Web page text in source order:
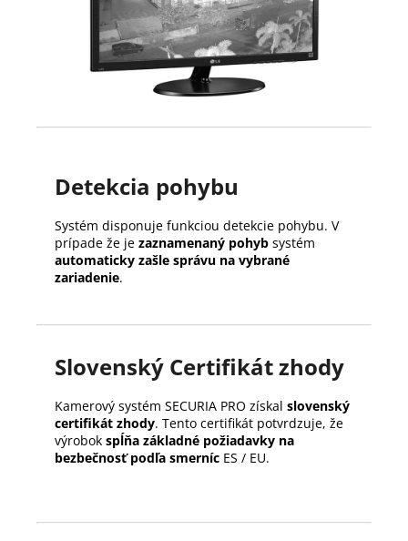
Detekcia pohybu
Systém disponuje funkciou detekcie pohybu. V
prípade že je zaznamenaný pohyb systém
automaticky zašle správu na vybrané
zariadenie.
Slovenský Certifikát zhody
Kamerový systém SECURIA PRO získal slovenský
certifikát zhody. Tento certifikát potvrdzuje, že
výrobok spĺňa základné požiadavky na
bezbečnosť podľa smerníc ES / EU.